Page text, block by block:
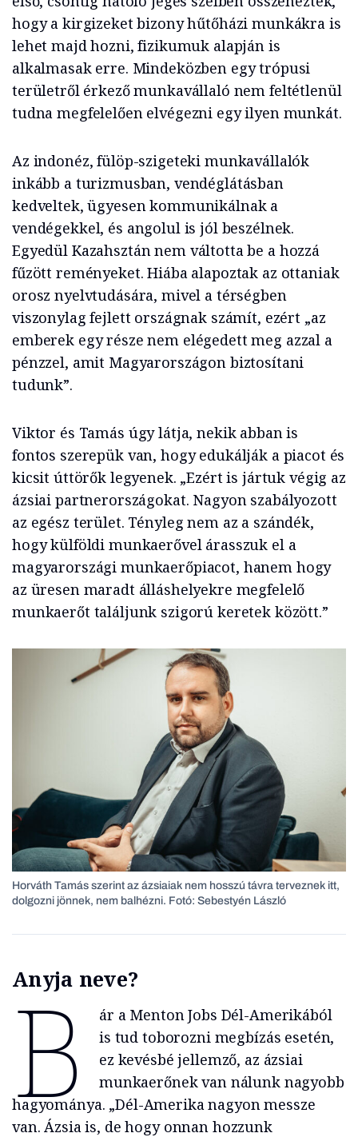
hogy a kirgizeket bizony hűtőházi munkákra is
lehet majd hozni, fizikumuk alapján is
alkalmasak erre. Mindeközben egy trópusi
területről érkező munkavállaló nem feltétlenül
tudna megfelelően elvégezni egy ilyen munkát.
Az indonéz, fülöp-szigeteki munkavállalók
inkább a turizmusban, vendéglátásban
kedveltek, ügyesen kommunikálnak a
vendégekkel, és angolul is jól beszélnek.
Egyedül Kazahsztán nem váltotta be a hozzá
fűzött reményeket. Hiába alapoztak az ottaniak
orosz nyelvtudására, mivel a térségben
viszonylag fejlett országnak számít, ezért „az
emberek egy része nem elégedett meg azzal a
pénzzel, amit Magyarországon biztosítani
tudunk”.
Viktor és Tamás úgy látja, nekik abban is
fontos szerepük van, hogy edukálják a piacot és
kicsit úttörők legyenek. „Ezért is jártuk végig az
ázsiai partnerországokat. Nagyon szabályozott
az egész terület. Tényleg nem az a szándék,
hogy külföldi munkaerővel árasszuk el a
magyarországi munkaerőpiacot, hanem hogy
az üresen maradt álláshelyekre megfelelő
munkaerőt találjunk szigorú keretek között.”
Horváth Tamás szerint az ázsiaiak nem hosszú távra terveznek itt,
dolgozni jönnek, nem balhézni. Fotó: Sebestyén László
Anyja neve?
B
ár a Menton Jobs Dél-Amerikából
is tud toborozni megbízás esetén,
ez kevésbé jellemző, az ázsiai
munkaerőnek van nálunk nagyobb
hagyománya. „Dél-Amerika nagyon messze
van. Ázsia is, de hogy onnan hozzunk